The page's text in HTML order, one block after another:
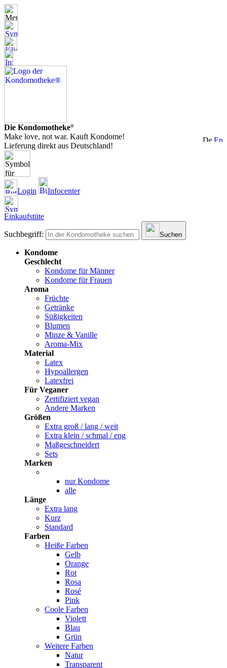
Die Kondomotheke®
Make love, not war. Kauft Kondome!
Lieferung direkt aus Deutschland!
Login Infocenter
Einkaufstüte
Suchbegriff: Suchen
Kondome
Geschlecht
Kondome für Männer
Kondome für Frauen
Aroma
Früchte
Getränke
Süßigkeiten
Blumen
Minze & Vanille
Aroma-Mix
Material
Latex
Hypoallergen
Latexfrei
Für Veganer
Zertifiziert vegan
Andere Marken
Größen
Extra groß / lang / weit
Extra klein / schmal / eng
Maßgeschneidert
Sets
Marken
nur Kondome
alle
Länge
Extra lang
Kurz
Standard
Farben
Heiße Farben
Gelb
Orange
Rot
Rosa
Rosé
Pink
Coole Farben
Violett
Blau
Grün
Weitere Farben
Natur
Transparent